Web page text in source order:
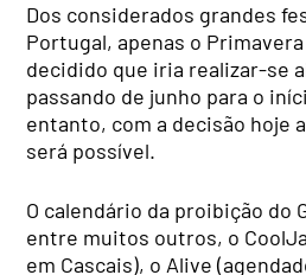
Dos considerados grandes
Portugal, apenas o
decidido que iria realizar-se
passando de junho para o
entanto, com a decisão hoje
será possível.
O calendário da proibição do
entre muitos outros, o
em Cascais), o Alive